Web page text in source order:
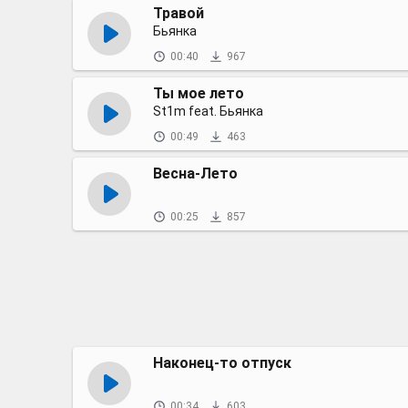
Травой
Бьянка
00:40 967
Ты мое лето
St1m feat. Бьянка
00:49 463
Весна-Лето
00:25 857
Наконец-то отпуск